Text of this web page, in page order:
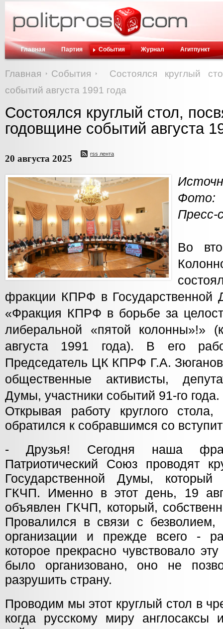
Главная Партия События Журнал Агитпункт
Главная События
Состоялся круглый
событий августа 1991 года
Состоялся круглый стол,
годовщине событий августа
20 августа 2025 rss лента
Фото:
Во
фракции КПРФ в
«Фракция КПРФ в борьбе за
либеральной «пятой колонны»!»
августа 1991 года). В его
Председатель ЦК КПРФ Г.А.
общественные активисты,
Думы, участники событий 91-го года.
Открывая работу круглого
обратился к собравшимся со
- Друзья! Сегодня наша
Патриотический Союз проводят
Государственной Думы,
ГКЧП. Именно в этот день, 19
объявлен ГКЧП, который,
Провалился в связи с безволием,
организации и прежде всего -
которое прекрасно чувствовало
было организовано, оно не
разрушить страну.
Проводим мы этот круглый стол в
когда русскому миру